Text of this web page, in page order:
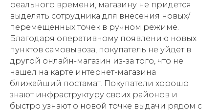
реального времени, магазину не придется
выделять сотрудника для внесения новых/
перемещенных точек в ручном режиме.
Благодаря оперативному появлению новых
пунктов самовывоза, покупатель не уйдет в
другой онлайн-магазин из-за того, что не
нашел на карте интернет-магазина
ближайший постамат. Покупатели хорошо
знают инфраструктуру своих районов и
быстро узнают о новой точке выдачи рядом с